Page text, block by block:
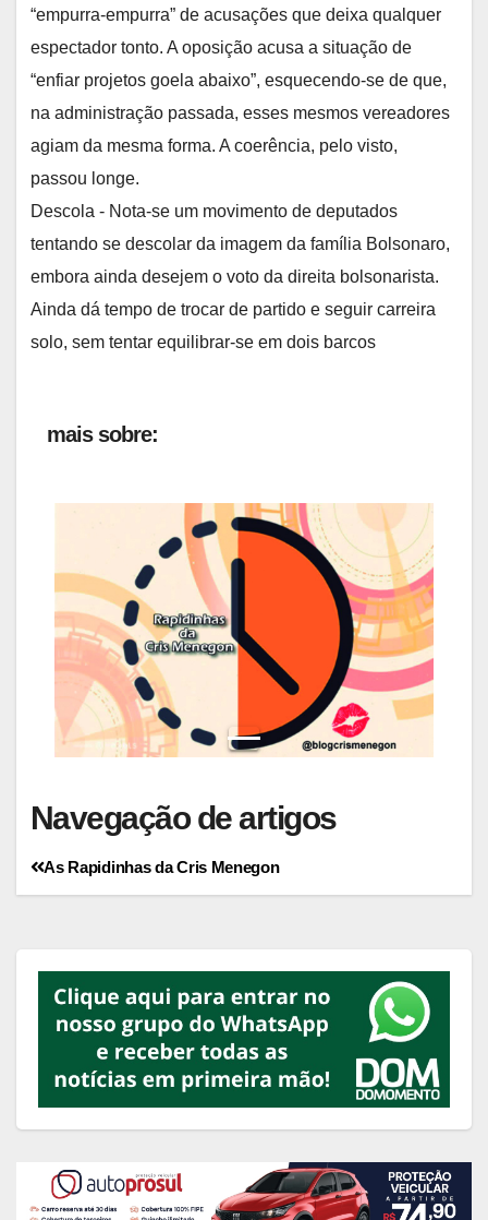
“empurra-empurra” de acusações que deixa qualquer
espectador tonto. A oposição acusa a situação de
“enfiar projetos goela abaixo”, esquecendo-se de que,
na administração passada, esses mesmos vereadores
agiam da mesma forma. A coerência, pelo visto,
passou longe.
Descola - Nota-se um movimento de deputados
tentando se descolar da imagem da família Bolsonaro,
embora ainda desejem o voto da direita bolsonarista.
Ainda dá tempo de trocar de partido e seguir carreira
solo, sem tentar equilibrar-se em dois barcos
mais sobre:
Navegação de artigos
As Rapidinhas da Cris Menegon